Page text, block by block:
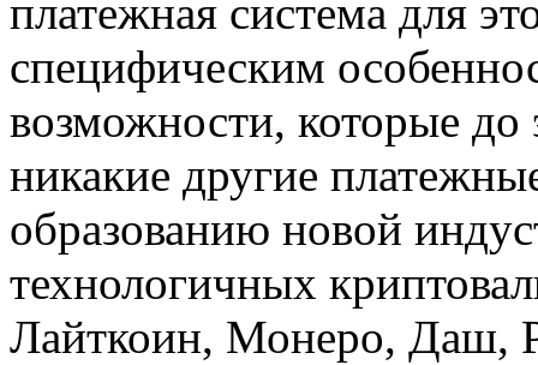
платежная система для
специфическим
возможности, которые до
никакие другие
образованию новой
технологичных
Лайткоин, Монеро, Даш,